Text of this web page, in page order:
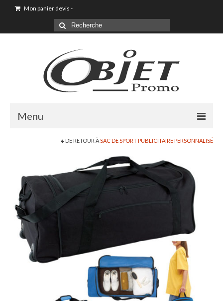
Mon panier devis -
Menu
Sacoche
Sac à dos
Sac sport
Sac papier
Bagages
DE RETOUR ÀSAC DE SPORT PUBLICITAIRE PERSONNALISÉ